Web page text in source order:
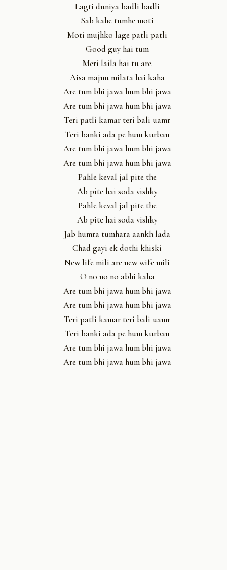
Lagti duniya badli badli
Sab kahe tumhe moti
Moti mujhko lage patli patli
Good guy hai tum
Meri laila hai tu are
Aisa majnu milata hai kaha
Are tum bhi jawa hum bhi jawa
Are tum bhi jawa hum bhi jawa
Teri patli kamar teri bali uamr
Teri banki ada pe hum kurban
Are tum bhi jawa hum bhi jawa
Are tum bhi jawa hum bhi jawa
Pahle keval jal pite the
Ab pite hai soda vishky
Pahle keval jal pite the
Ab pite hai soda vishky
Jab humra tumhara aankh lada
Chad gayi ek dothi khiski
New life mili are new wife mili
O no no no abhi kaha
Are tum bhi jawa hum bhi jawa
Are tum bhi jawa hum bhi jawa
Teri patli kamar teri bali uamr
Teri banki ada pe hum kurban
Are tum bhi jawa hum bhi jawa
Are tum bhi jawa hum bhi jawa